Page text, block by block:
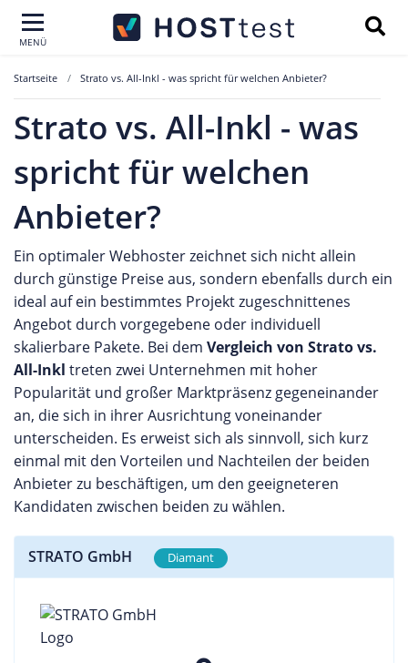
MENÜ
Startseite Strato vs. All-Inkl - was spricht für welchen Anbieter?
Strato vs. All-Inkl - was
spricht für welchen
Anbieter?
Ein optimaler Webhoster zeichnet sich nicht allein
durch günstige Preise aus, sondern ebenfalls durch ein
ideal auf ein bestimmtes Projekt zugeschnittenes
Angebot durch vorgegebene oder individuell
skalierbare Pakete. Bei dem Vergleich von Strato vs.
All-Inkl treten zwei Unternehmen mit hoher
Popularität und großer Marktpräsenz gegeneinander
an, die sich in ihrer Ausrichtung voneinander
unterscheiden. Es erweist sich als sinnvoll, sich kurz
einmal mit den Vorteilen und Nachteilen der beiden
Anbieter zu beschäftigen, um den geeigneteren
Kandidaten zwischen beiden zu wählen.
STRATO GmbH Diamant